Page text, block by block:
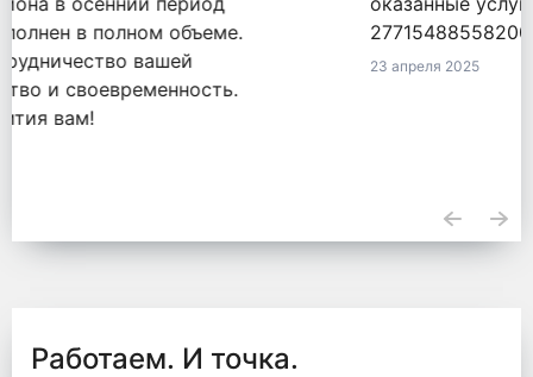
2771548855820000050 от 18.09.2020.
23 апреля 2025
Работаем. И точка.